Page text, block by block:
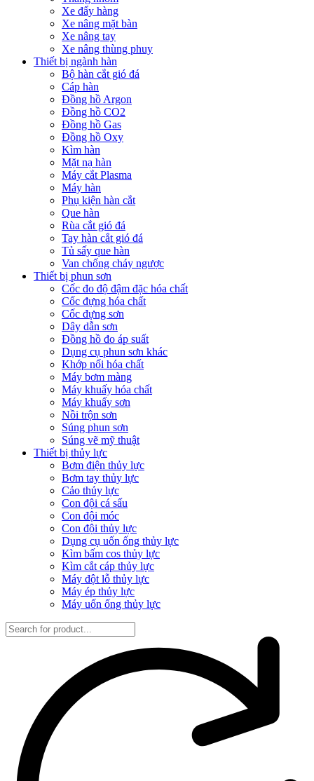
Xe đẩy hàng
Xe nâng mặt bàn
Xe nâng tay
Xe nâng thùng phuy
Thiết bị ngành hàn
Bộ hàn cắt gió đá
Cáp hàn
Đồng hồ Argon
Đồng hồ CO2
Đồng hồ Gas
Đồng hồ Oxy
Kìm hàn
Mặt nạ hàn
Máy cắt Plasma
Máy hàn
Phụ kiện hàn cắt
Que hàn
Rùa cắt gió đá
Tay hàn cắt gió đá
Tủ sấy que hàn
Van chống cháy ngược
Thiết bị phun sơn
Cốc đo độ đậm đặc hóa chất
Cốc đựng hóa chất
Cốc đựng sơn
Dây dẫn sơn
Đồng hồ đo áp suất
Dụng cụ phun sơn khác
Khớp nối hóa chất
Máy bơm màng
Máy khuấy hóa chất
Máy khuấy sơn
Nồi trộn sơn
Súng phun sơn
Súng vẽ mỹ thuật
Thiết bị thủy lực
Bơm điện thủy lực
Bơm tay thủy lực
Cảo thủy lực
Con đội cá sấu
Con đội móc
Con đội thủy lực
Dụng cụ uốn ống thủy lực
Kìm bấm cos thủy lực
Kìm cắt cáp thủy lực
Máy đột lỗ thủy lực
Máy ép thủy lực
Máy uốn ống thủy lực